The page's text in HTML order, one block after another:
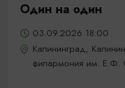
Один на один
03.09.2026 18:00
Калининград,
филармония им. Е.Ф.